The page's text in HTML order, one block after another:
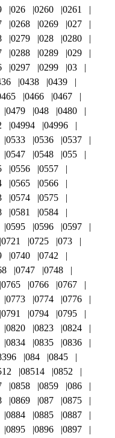
026 0260
0261
0268 0269
027
0279 028
0280
0288 0289
029
0297 0299
03
0438
0439
0466
0467
0479 048
0480
04994
04996
0533 0536
0537
0547 0548
055
0556
0557
0565
0566
0574
0575
0581
0584
0595 0596
0597
0721 0725
073
0740
0742
0747
0748
0765 0766
0767
0773 0774
0776
0791 0794
0795
0820 0823
0824
0834 0835
0836
084
0845
08514
0852
0858 0859
086
0869 087
0875
0884 0885
0887
0895 0896
0897